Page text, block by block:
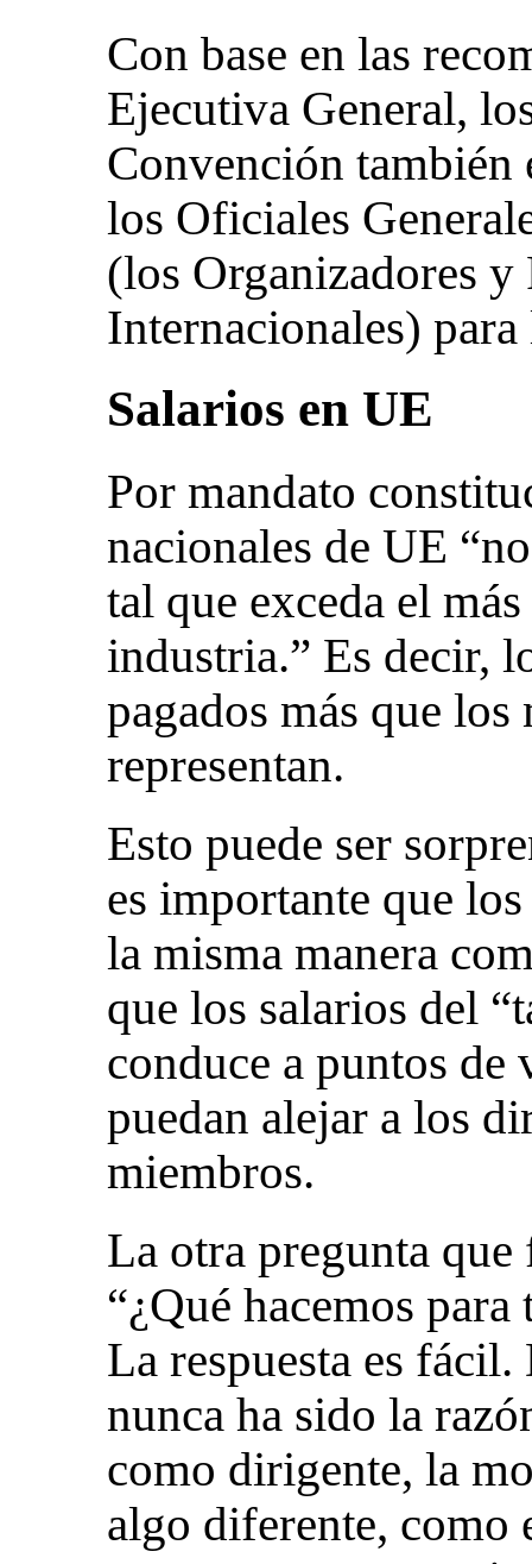
Con base en las
Ejecutiva General,
Convención también
los Oficiales
(los Organizadores y
Internacionales)
Salarios en UE
Por mandato
nacionales de UE
tal que exceda el
industria.” Es decir,
pagados más que
representan.
Esto puede ser
es importante que
la misma manera
que los salarios del
conduce a puntos
puedan alejar a los
miembros.
La otra pregunta que
“¿Qué hacemos
La respuesta es
nunca ha sido la
como dirigente, la
algo diferente, como